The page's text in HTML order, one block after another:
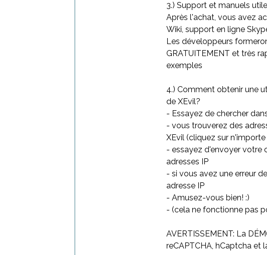
3.) Support et manuels
Après l'achat, vous avez
Wiki, support en ligne
Les développeurs
GRATUITEMENT et très
exemples
4.) Comment obtenir une
de XEvil?
- Essayez de chercher
- vous trouverez des
XEvil (cliquez sur
- essayez d'envoyer votre
adresses IP
- si vous avez une erreur
adresse IP
- Amusez-vous bien! :)
- (cela ne fonctionne pas
AVERTISSEMENT: La
reCAPTCHA, hCaptcha et